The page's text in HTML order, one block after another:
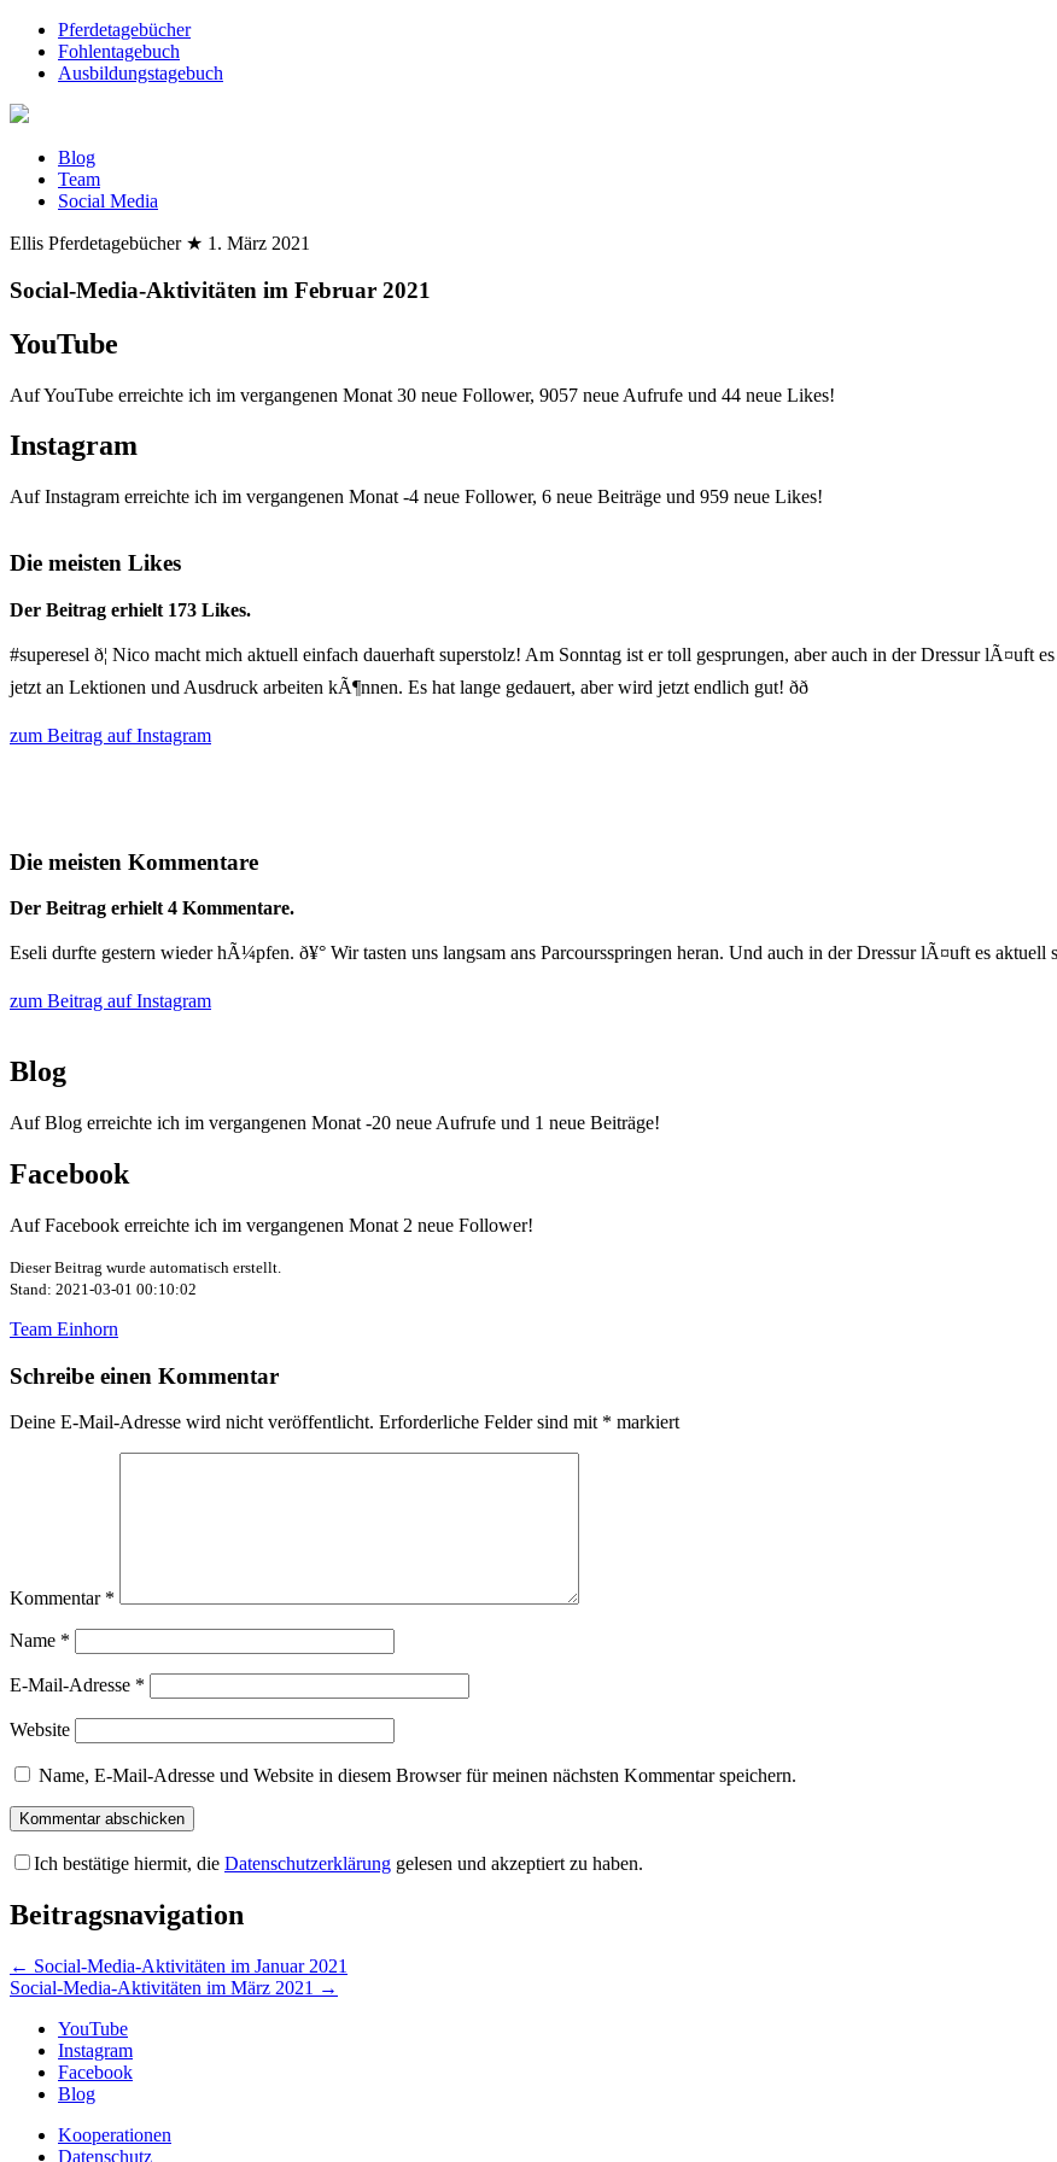
Pferdetagebücher
Fohlentagebuch
Ausbildungstagebuch
Blog
Team
Social Media
Ellis Pferdetagebücher ★ 1. März 2021
Social-Media-Aktivitäten im Februar 2021
YouTube
Auf YouTube erreichte ich im vergangenen Monat 30 neue Follower, 9057 neue Aufrufe und 44 neue Likes!
Instagram
Auf Instagram erreichte ich im vergangenen Monat -4 neue Follower, 6 neue Beiträge und 959 neue Likes!
Die meisten Likes
Der Beitrag erhielt 173 Likes.
#superesel ð¦ Nico macht mich aktuell einfach dauerhaft superstolz! Am Sonntag ist er toll gesprungen, aber auch in der Dressur
jetzt an Lektionen und Ausdruck arbeiten kÃ¶nnen. Es hat lange gedauert, aber wird jetzt endlich gut! ðð
zum Beitrag auf Instagram
Die meisten Kommentare
Der Beitrag erhielt 4 Kommentare.
Eseli durfte gestern wieder hÃ¼pfen. ð¥° Wir tasten uns langsam ans Parcoursspringen heran. Und auch in der Dressur lÃ¤uft es aktuell
zum Beitrag auf Instagram
Blog
Auf Blog erreichte ich im vergangenen Monat -20 neue Aufrufe und 1 neue Beiträge!
Facebook
Auf Facebook erreichte ich im vergangenen Monat 2 neue Follower!
Dieser Beitrag wurde automatisch erstellt.
Stand: 2021-03-01 00:10:02
Team Einhorn
Schreibe einen Kommentar
Deine E-Mail-Adresse wird nicht veröffentlicht. Erforderliche Felder sind mit * markiert
Kommentar *
Name *
E-Mail-Adresse *
Website
Name, E-Mail-Adresse und Website in diesem Browser für meinen nächsten Kommentar speichern.
Ich bestätige hiermit, die Datenschutzerklärung gelesen und akzeptiert zu haben.
Beitragsnavigation
← Social-Media-Aktivitäten im Januar 2021
Social-Media-Aktivitäten im März 2021 →
YouTube
Instagram
Facebook
Blog
Kooperationen
Datenschutz